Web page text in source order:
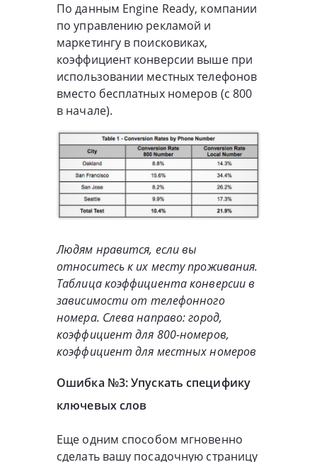
По данным Engine Ready, компании
по управлению рекламой и
маркетингу в поисковиках,
коэффициент конверсии выше при
использовании местных телефонов
вместо бесплатных номеров (с 800
в начале).
Людям нравится, если вы
относитесь к их месту проживания.
Таблица коэффициента конверсии в
зависимости от телефонного
номера. Слева направо: город,
коэффициент для 800-номеров,
коэффициент для местных номеров
Ошибка №3: Упускать специфику
ключевых слов
Еще одним способом мгновенно
сделать вашу посадочную страницу